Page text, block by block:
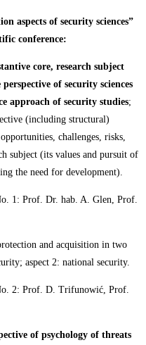
aspects of security sciences”
conference:
core, research subject
of security sciences
approach of security studies;
(including structural)
challenges, risks,
subject (its values and pursuit of
the need for development).
1: Prof. Dr. hab. A. Glen, Prof.
and acquisition in two
aspect 2: national security.
2: Prof. D. Trifunowić, Prof.
of psychology of threats